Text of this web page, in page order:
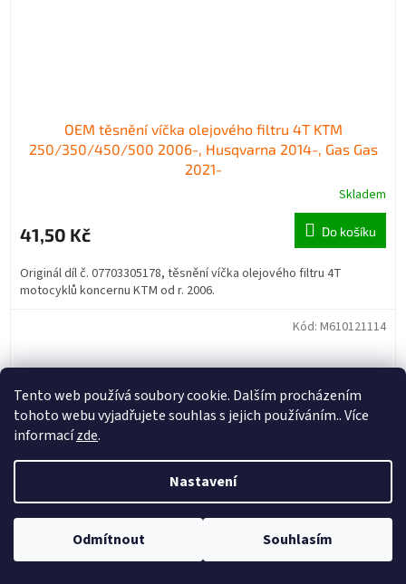
Tento web používá soubory cookie. Dalším procházením
tohoto webu vyjadřujete souhlas s jejich používáním.. Více
informacízde.
Nastavení
Odmítnout Souhlasím
OEM těsnění víčka olejového filtru 4T KTM
250/350/450/500 2006-, Husqvarna 2014-, Gas Gas
2021-
Skladem
41,50 Kč Do košíku
Originál díl č. 07703305178, těsnění víčka olejového filtru 4T
motocyklů koncernu KTM od r. 2006.
Kód: M610121114